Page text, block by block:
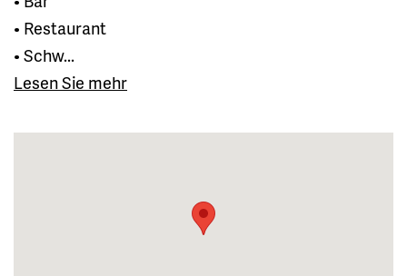
• Restaurant
• Schw...
Lesen Sie mehr